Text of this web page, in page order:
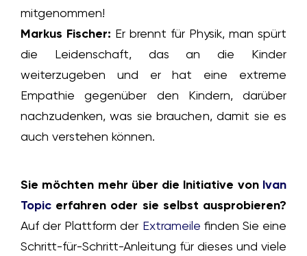
mitgenommen!
Markus Fischer: Er brennt für Physik, man spürt
die Leidenschaft, das an die Kinder
weiterzugeben und er hat eine extreme
Empathie gegenüber den Kindern, darüber
nachzudenken, was sie brauchen, damit sie es
auch verstehen können.
Sie möchten mehr über die Initiative von Ivan
Topicerfahren oder sie selbst ausprobieren?
Auf der Plattform der Extrameile finden Sie eine
Schritt-für-Schritt-Anleitung für dieses und viele